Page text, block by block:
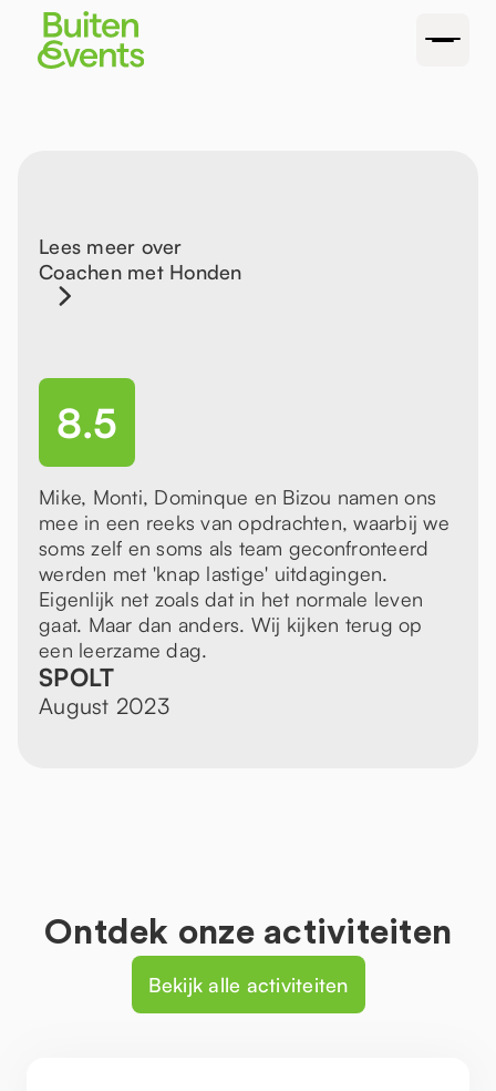
Lees meer over
Coachen met Honden
8.5
Mike, Monti, Dominque en Bizou namen ons
mee in een reeks van opdrachten, waarbij we
soms zelf en soms als team geconfronteerd
werden met 'knap lastige' uitdagingen.
Eigenlijk net zoals dat in het normale leven
gaat. Maar dan anders. Wij kijken terug op
een leerzame dag.
SPOLT
August 2023
Ontdek onze activiteiten
Bekijk alle activiteiten